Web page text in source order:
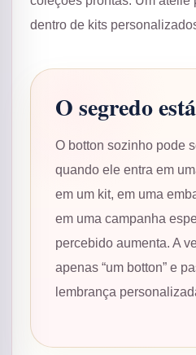
dentro de kits
O segredo
O botton sozinho pode
quando ele entra em
em um kit, em uma
em uma campanha
percebido aumenta. A
apenas “um botton” e
lembrança